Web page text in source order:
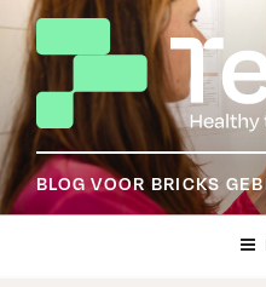
naar
inhoud
BLOG VOOR BRICKS